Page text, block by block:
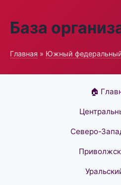
База
Главная » Южный
🏠
Северо-